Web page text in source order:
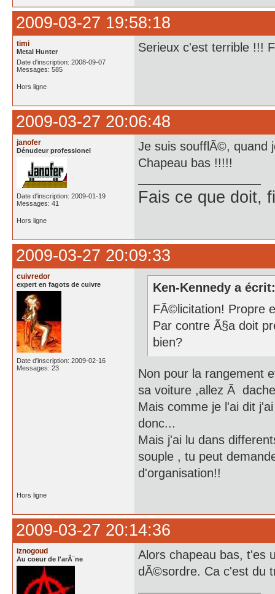
2009-03-27 19:58:18
timi
Metal Hunter
Date d'inscription: 2008-09-07
Messages: 585
Serieux c'est terrible !!!
Hors ligne
2009-03-27 20:06:48
janofer
Dénudeur professionel
Date d'inscription: 2009-01-19
Messages: 41
Je suis soufflÃ©, quand
Chapeau bas !!!!!
Fais ce que doit,
Hors ligne
2009-03-27 20:09:33
cuivredor
expert en fagots de cuivre
Date d'inscription: 2009-02-16
Messages: 23
Ken-Kennedy a écrit:
FÃ©licitation! Propre
Par contre Ã§a doit
bien?
Non pour la rangement
sa voiture ,allez Ã
Mais comme je l'ai dit
donc...
Mais j'ai lu dans
souple , tu peut
d'organisation!!
Hors ligne
2009-03-27 20:14:36
iznogoud
Au coeur de l'arÃ¨ne
Alors chapeau bas, t'es
dÃ©sordre. Ca c'est du